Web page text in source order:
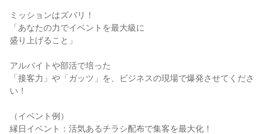
ミッションはズバリ！
「あなたの力でイベントを最大級に
盛り上げること」
アルバイトや部活で培った
「接客力」や「ガッツ」を、ビジネスの現場で爆発させてくださ
い！
（イベント例）
縁日イベント：活気あるチラシ配布で集客を最大化！